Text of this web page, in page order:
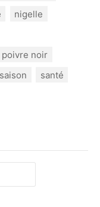
nigelle
poivre noir
saison
santé